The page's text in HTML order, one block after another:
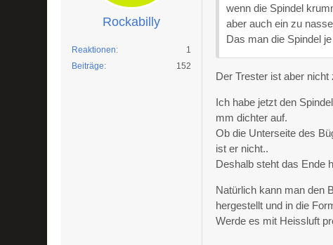
Rockabilly
Reaktionen
1
Beiträge
152
wenn die Spindel
aber auch ein zu
Das man die Spindel
Der Trester ist aber
Ich habe jetzt den
mm dichter auf.
Ob die Unterseite des
ist er nicht..
Deshalb steht das Ende
Natürlich kann man den
hergestellt und in die
Werde es mit Heissluft